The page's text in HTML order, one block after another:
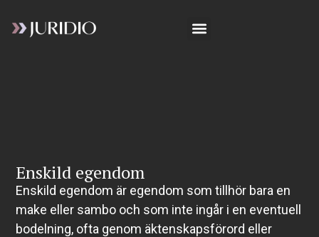
Enskild egendom
Enskild egendom är egendom som tillhör bara en
make eller sambo och som inte ingår i en eventuell
bodelning, ofta genom äktenskapsförord eller